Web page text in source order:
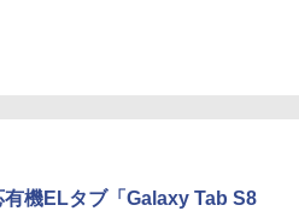
有機ELタブ「Galaxy Tab S8